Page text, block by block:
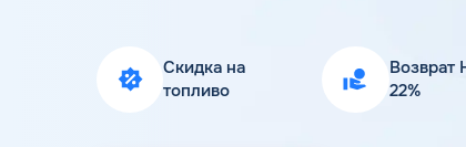
Скидка на
топливо
Возврат
22%